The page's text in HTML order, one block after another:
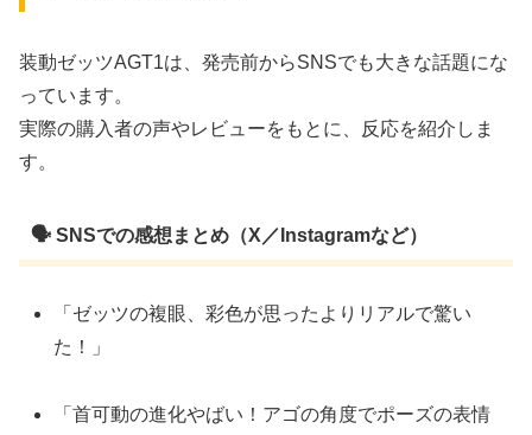
装動ゼッツAGT1は、発売前からSNSでも大きな話題にな
っています。
実際の購入者の声やレビューをもとに、反応を紹介しま
す。
🗣 SNSでの感想まとめ（X／Instagramなど）
「ゼッツの複眼、彩色が思ったよりリアルで驚い
た！」
「首可動の進化やばい！アゴの角度でポーズの表情